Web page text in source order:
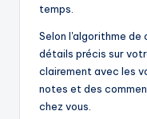
temps.
Selon l'algorithme de
détails précis sur
clairement avec les
notes et des
chez vous.